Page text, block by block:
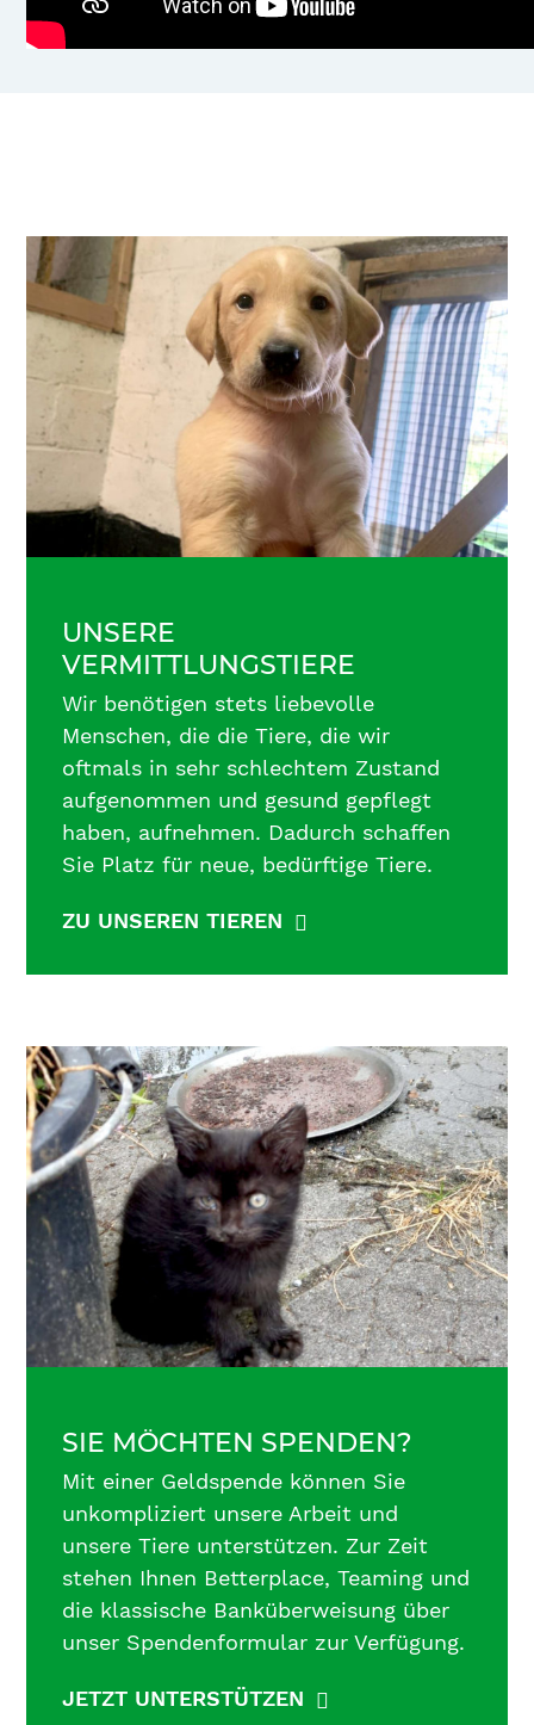
UNSERE
VERMITTLUNGSTIERE
Wir benötigen stets liebevolle
Menschen, die die Tiere, die wir
oftmals in sehr schlechtem Zustand
aufgenommen und gesund gepflegt
haben, aufnehmen. Dadurch schaffen
Sie Platz für neue, bedürftige Tiere.
ZU UNSEREN TIEREN
SIE MÖCHTEN SPENDEN?
Mit einer Geldspende können Sie
unkompliziert unsere Arbeit und
unsere Tiere unterstützen. Zur Zeit
stehen Ihnen Betterplace, Teaming und
die klassische Banküberweisung über
unser Spendenformular zur Verfügung.
JETZT UNTERSTÜTZEN